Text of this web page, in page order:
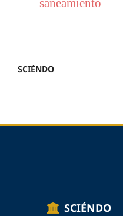
saneamiento
SCIÉNDO
SCIÉNDO